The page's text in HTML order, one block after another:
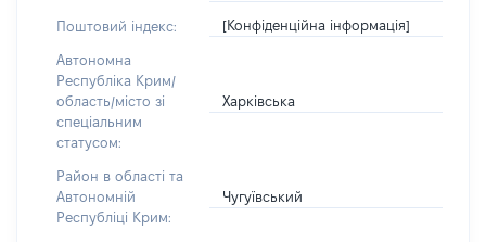
Поштовий індекс: [Конфіденційна інформація]
Автономна
Республіка Крим/
область/місто зі
спеціальним
статусом:
Харківська
Район в області та
Автономній
Республіці Крим:
Чугуївський